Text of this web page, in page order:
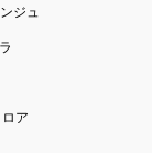
ジュ
ア